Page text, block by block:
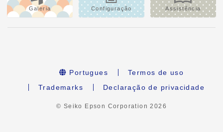
Galeria Configuração Assistência
Portugues
Termos de uso
Trademarks
Declaração de privacidade
© Seiko Epson Corporation2026